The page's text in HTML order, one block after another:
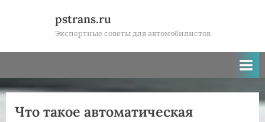
pstrans.ru
Экспертные советы для автомобилистов
Что такое автоматическая